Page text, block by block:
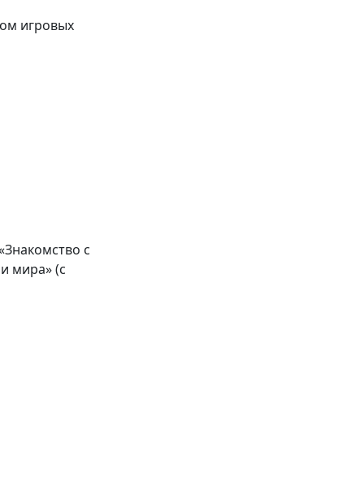
игровых
с
мира» (с